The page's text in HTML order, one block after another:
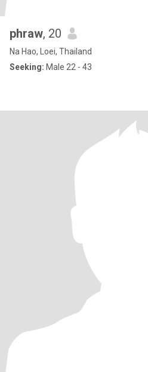
phraw, 20
Na Hao, Loei, Thailand
Seeking: Male 22 - 43